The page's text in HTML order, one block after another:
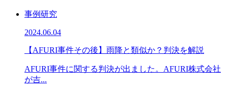
事例研究
2024.06.04
【AFURI事件その後】雨降と類似か？判決を解説
AFURI事件に関する判決が出ました。AFURI株式会社
が吉...